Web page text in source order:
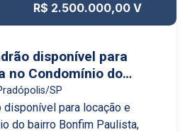
Agende agora mesmo
este incrível
R$ 2.500.000,00 V
disponível para
no Condomínio do
em Ribeirão
SP
disponível para locação e
do bairro Bonfim Paulista,